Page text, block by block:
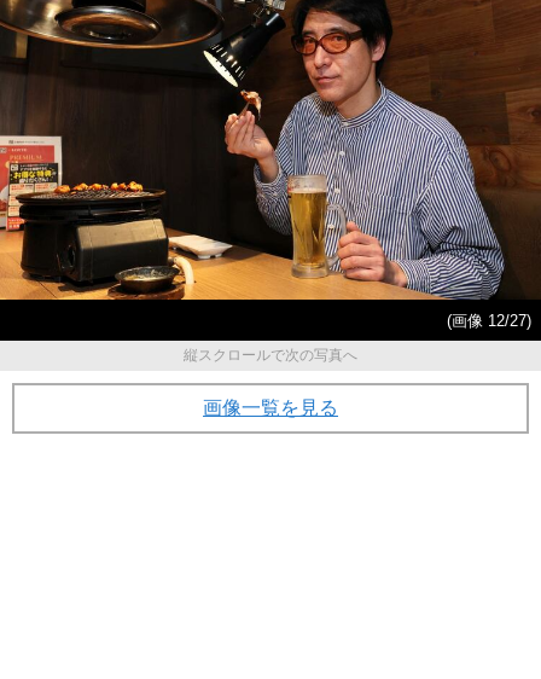
(画像 12/27)
縦スクロールで次の写真へ
画像一覧を見る